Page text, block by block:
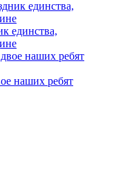
единства,
наших ребят